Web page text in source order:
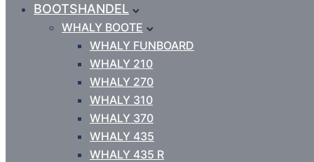
BOOTSHANDEL
WHALY BOOTE
WHALY FUNBOARD
WHALY 210
WHALY 270
WHALY 310
WHALY 370
WHALY 435
WHALY 435 R